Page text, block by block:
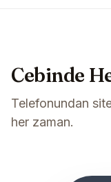
Cebinde
Telefonundan
her zaman.